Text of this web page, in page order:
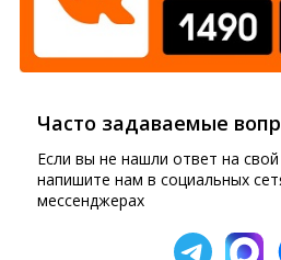
Часто задаваемые
Если вы не нашли ответ на
напишите нам в социальных
мессенджерах